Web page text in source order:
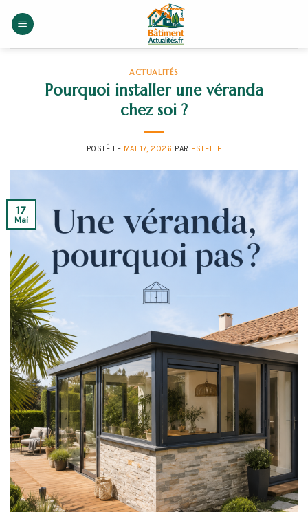
ACTUALITÉS
Pourquoi installer une véranda
chez soi ?
POSTÉ LE MAI 17, 2026 PAR ESTELLE
17
Mai